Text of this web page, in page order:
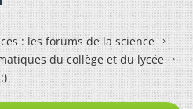
: les forums de la science
du collège et du lycée